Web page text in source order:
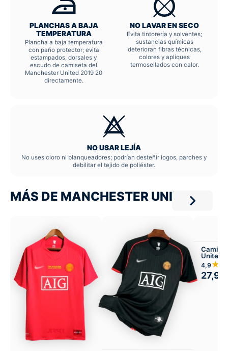
PLANCHAS A BAJA
TEMPERATURA
Plancha a baja temperatura
con paño protector; evita
estampados, dorsales y
escudo de camiseta del
Manchester United 2019 20
directamente.
NO LAVAR EN SECO
Evita tintorería y solventes;
sustancias químicas
deterioran fibras técnicas,
colores y apliques
termosellados con calor.
NO USAR LEJÍA
No uses cloro ni blanqueadores; podrían desteñir logos, parches y
debilitar el tejido de poliéster.
MÁS DE MANCHESTER UNITED
United
4,9
27,99